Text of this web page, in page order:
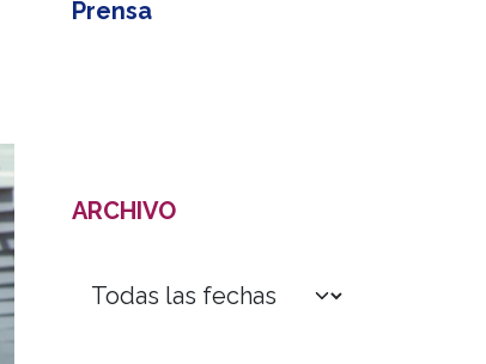
Prensa
ARCHIVO